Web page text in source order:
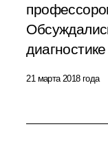
21 марта 2018 года